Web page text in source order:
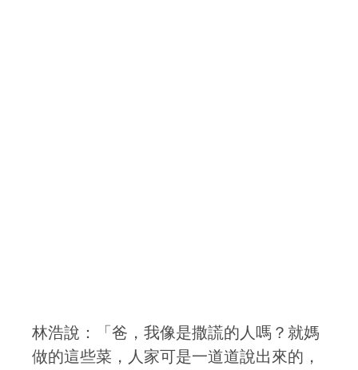
林浩說：「爸，我像是撒謊的人嗎？就媽
做的這些菜，人家可是一道道說出來的，